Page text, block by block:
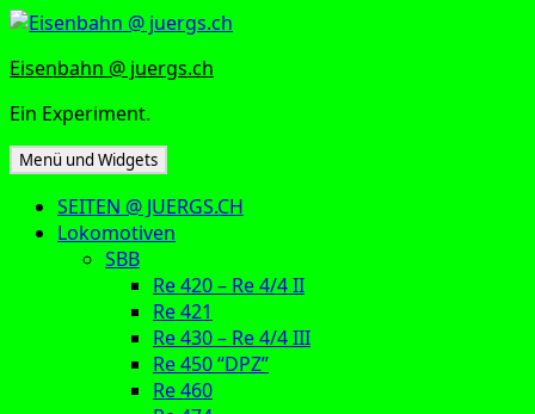
Zum
springen
Eisenbahn @ juergs.ch
Ein Experiment.
Menü und Widgets
SEITEN @ JUERGS.CH
Lokomotiven
SBB
Re 420 – Re 4/4 II
Re 421
Re 430 – Re 4/4 III
Re 450 “DPZ”
Re 460